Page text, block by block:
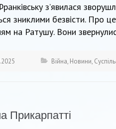
з’явилася
зниклими безвісти. Про
на Ратушу. Вони
Війна, Новини,
Прикарпатті